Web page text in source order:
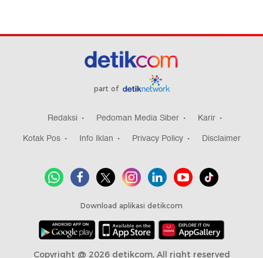
part of
Redaksi Pedoman Media Siber
Karir
Kotak Pos
Info Iklan Privacy Policy Disclaimer
Download aplikasi detikcom
Copyright @ 2026 detikcom, All right reserved